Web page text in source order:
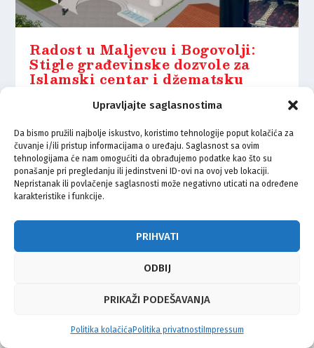
Upravljajte saglasnostima
Da bismo pružili najbolje iskustvo, koristimo tehnologije poput kolačića za
čuvanje i/ili pristup informacijama o uređaju. Saglasnost sa ovim
tehnologijama će nam omogućiti da obrađujemo podatke kao što su
ponašanje pri pregledanju ili jedinstveni ID-ovi na ovoj veb lokaciji.
Nepristanak ili povlačenje saglasnosti može negativno uticati na određene
karakteristike i funkcije.
PRIHVATI
ODBIJ
PRIKAŽI PODEŠAVANJA
Politika kolačićaPolitika privatnosti Impressum
Radost u Maljevcu i Bogovolji:
Stigle građevinske dozvole za
Islamski centar i džematsku